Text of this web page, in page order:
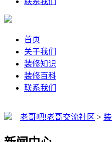
首页
关于我们
装修知识
装修百科
联系我们
老哥吧!老哥交流社区 >